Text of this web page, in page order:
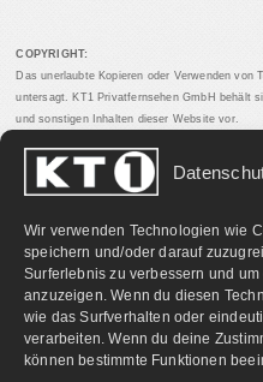
Wir verwenden Technologien wie
speichern und/oder darauf
Surferlebnis zu verbessern und
anzuzeigen. Wenn du diesen
wie das Surfverhalten oder
verarbeiten. Wenn du deine
können bestimmte Funktionen
COPYRIGHT:
Das unerlaubte Kopieren oder Verwenden von
untersagt. KT1 Privatfernsehen GmbH behält
und sonstigen Inhalten dieser Website vor.
PARTNERLINKS: